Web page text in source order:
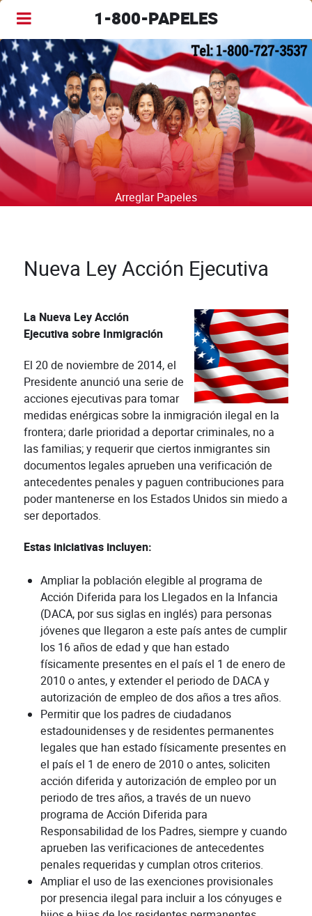
1-800-PAPELES
Arreglar Papeles
Nueva Ley Acción Ejecutiva
La Nueva Ley Acción
Ejecutiva sobre Inmigración
El 20 de noviembre de 2014, el
Presidente anunció una serie de
acciones ejecutivas para tomar
medidas enérgicas sobre la inmigración ilegal en la
frontera; darle prioridad a deportar criminales, no a
las familias; y requerir que ciertos inmigrantes sin
documentos legales aprueben una verificación de
antecedentes penales y paguen contribuciones para
poder mantenerse en los Estados Unidos sin miedo a
ser deportados.
Estas iniciativas incluyen:
Ampliar la población elegible al programa de
Acción Diferida para los Llegados en la Infancia
(DACA, por sus siglas en inglés) para personas
jóvenes que llegaron a este país antes de cumplir
los 16 años de edad y que han estado
físicamente presentes en el país el 1 de enero de
2010 o antes, y extender el periodo de DACA y
autorización de empleo de dos años a tres años.
Permitir que los padres de ciudadanos
estadounidenses y de residentes permanentes
legales que han estado físicamente presentes en
el país el 1 de enero de 2010 o antes, soliciten
acción diferida y autorización de empleo por un
periodo de tres años, a través de un nuevo
programa de Acción Diferida para
Responsabilidad de los Padres, siempre y cuando
aprueben las verificaciones de antecedentes
penales requeridas y cumplan otros criterios.
Ampliar el uso de las exenciones provisionales
por presencia ilegal para incluir a los cónyuges e